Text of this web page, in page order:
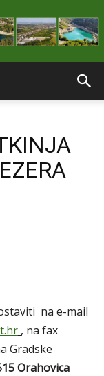
na e-mail
, na fax
Gradske
Orahovica